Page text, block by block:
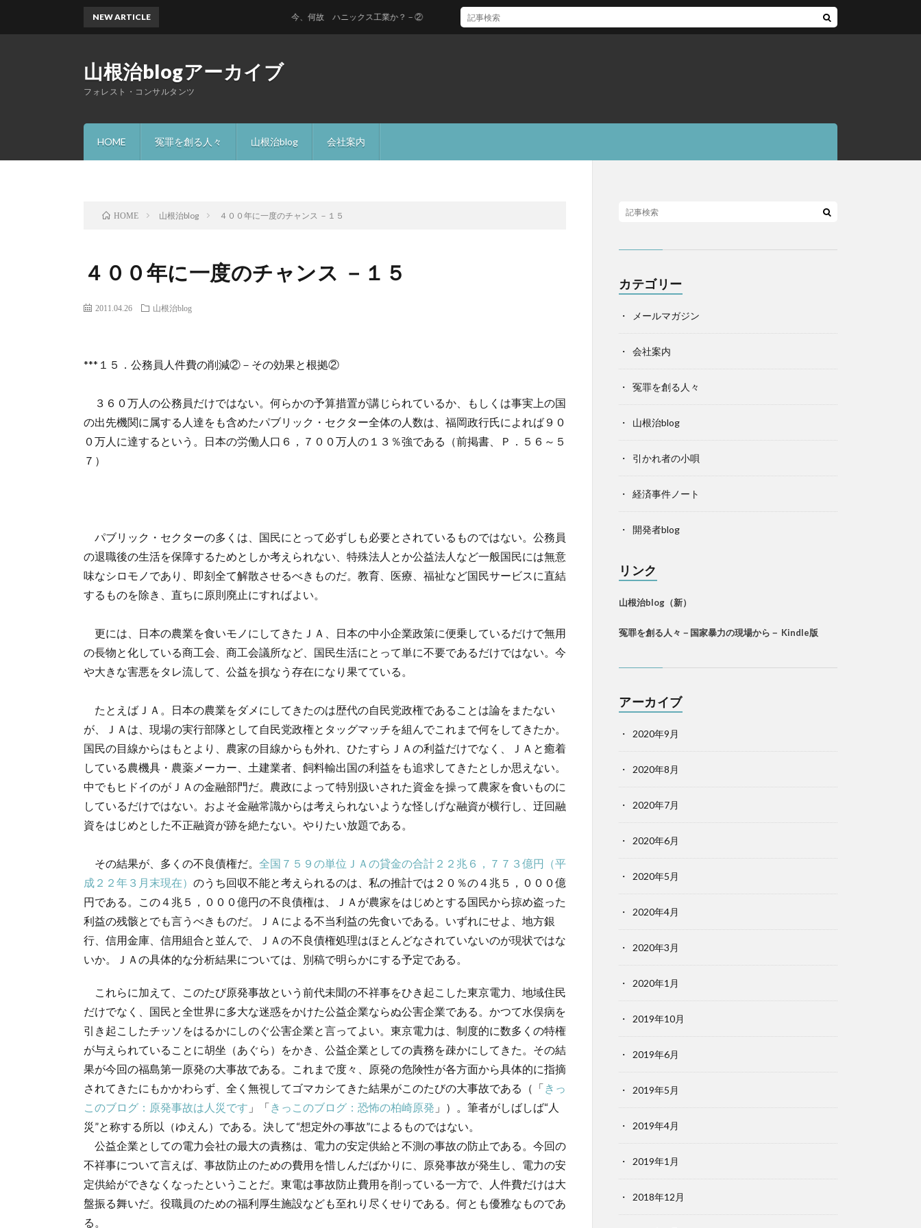
山根治blogアーカイブ
フォレスト・コンサルタンツ
HOME 冤罪を創る人々 山根治blog 会社案内
NEW ARTICLE 今、何故 ハニックス工業か？－②
HOME 山根治blog ４００年に一度のチャンス －１５
４００年に一度のチャンス －１５
2011.04.26 山根治blog
***１５．公務員人件費の削減②－その効果と根拠②
３６０万人の公務員だけではない。何らかの予算措置が講じられているか、もしくは事実上の国
の出先機関に属する人達をも含めたパブリック・セクター全体の人数は、福岡政行氏によれば９０
０万人に達するという。日本の労働人口６，７００万人の１３％強である（前掲書、Ｐ．５６～５
７）
パブリック・セクターの多くは、国民にとって必ずしも必要とされているものではない。公務員
の退職後の生活を保障するためとしか考えられない、特殊法人とか公益法人など一般国民には無意
味なシロモノであり、即刻全て解散させるべきものだ。教育、医療、福祉など国民サービスに直結
するものを除き、直ちに原則廃止にすればよい。
更には、日本の農業を食いモノにしてきたＪＡ、日本の中小企業政策に便乗しているだけで無用
の長物と化している商工会、商工会議所など、国民生活にとって単に不要であるだけではない。今
や大きな害悪をタレ流して、公益を損なう存在になり果てている。
たとえばＪＡ。日本の農業をダメにしてきたのは歴代の自民党政権であることは論をまたない
が、ＪＡは、現場の実行部隊として自民党政権とタッグマッチを組んでこれまで何をしてきたか。
国民の目線からはもとより、農家の目線からも外れ、ひたすらＪＡの利益だけでなく、ＪＡと癒着
している農機具・農薬メーカー、土建業者、飼料輸出国の利益をも追求してきたとしか思えない。
中でもヒドイのがＪＡの金融部門だ。農政によって特別扱いされた資金を操って農家を食いものに
しているだけではない。およそ金融常識からは考えられないような怪しげな融資が横行し、迂回融
資をはじめとした不正融資が跡を絶たない。やりたい放題である。
その結果が、多くの不良債権だ。 全国７５９の単位ＪＡの貸金の合計２２兆６，７７３億円（平
成２２年３月末現在） のうち回収不能と考えられるのは、私の推計では２０％の４兆５，０００億
円である。この４兆５，０００億円の不良債権は、ＪＡが農家をはじめとする国民から掠め盗った
利益の残骸とでも言うべきものだ。ＪＡによる不当利益の先食いである。いずれにせよ、地方銀
行、信用金庫、信用組合と並んで、ＪＡの不良債権処理はほとんどなされていないのが現状ではな
いか。ＪＡの具体的な分析結果については、別稿で明らかにする予定である。
これらに加えて、このたび原発事故という前代未聞の不祥事をひき起こした東京電力、地域住民
だけでなく、国民と全世界に多大な迷惑をかけた公益企業ならぬ公害企業である。かつて水俣病を
引き起こしたチッソをはるかにしのぐ公害企業と言ってよい。東京電力は、制度的に数多くの特権
が与えられていることに胡坐（あぐら）をかき、公益企業としての責務を疎かにしてきた。その結
果が今回の福島第一原発の大事故である。これまで度々、原発の危険性が各方面から具体的に指摘
されてきたにもかかわらず、全く無視してゴマカシてきた結果がこのたびの大事故である（「きっ
このブログ：原発事故は人災です 」「きっこのブログ：恐怖の柏崎原発 」）。筆者がしばしば“人
災”と称する所以（ゆえん）である。決して“想定外の事故”によるものではない。
公益企業としての電力会社の最大の責務は、電力の安定供給と不測の事故の防止である。今回の
不祥事について言えば、事故防止のための費用を惜しんだばかりに、原発事故が発生し、電力の安
定供給ができなくなったということだ。東電は事故防止費用を削っている一方で、人件費だけは大
盤振る舞いだ。役職員のための福利厚生施設なども至れり尽くせりである。何とも優雅なものであ
る。
カテゴリー
メールマガジン
会社案内
冤罪を創る人々
山根治blog
引かれ者の小唄
経済事件ノート
開発者blog
リンク
山根治blog（新）
冤罪を創る人々－国家暴力の現場から－ Kindle版
アーカイブ
2020年9月
2020年8月
2020年7月
2020年6月
2020年5月
2020年4月
2020年3月
2020年1月
2019年10月
2019年6月
2019年5月
2019年4月
2019年1月
2018年12月